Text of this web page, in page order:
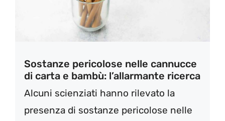
Sostanze pericolose nelle cannucce
di carta e bambù: l’allarmante ricerca
Alcuni scienziati hanno rilevato la
presenza di sostanze pericolose nelle